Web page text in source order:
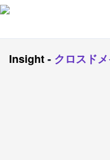
Insight- クロスド